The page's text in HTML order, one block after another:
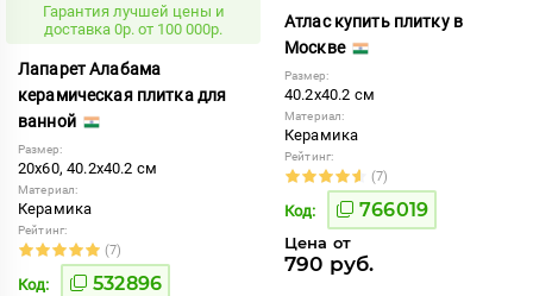
Гарантия лучшей цены и
доставка 0р. от 100 000р.
Лапарет Алабама
керамическая плитка для
ванной
Размер:
20x60, 40.2x40.2 см
Материал:
Керамика
Рейтинг:
(7)
Код: 532896
Атлас купить плитку в
Москве
Размер:
40.2x40.2 см
Материал:
Керамика
Рейтинг:
(7)
Код: 766019
Цена от
790 руб.